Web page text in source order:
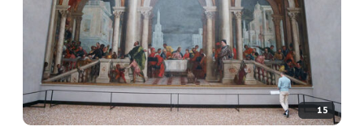
15